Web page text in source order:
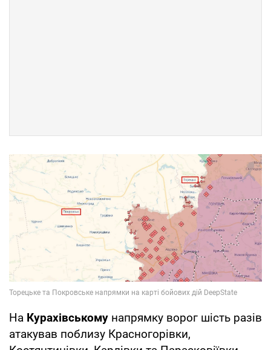
На Курахівському напрямку ворог шість разів
атакував поблизу Красногорівки,